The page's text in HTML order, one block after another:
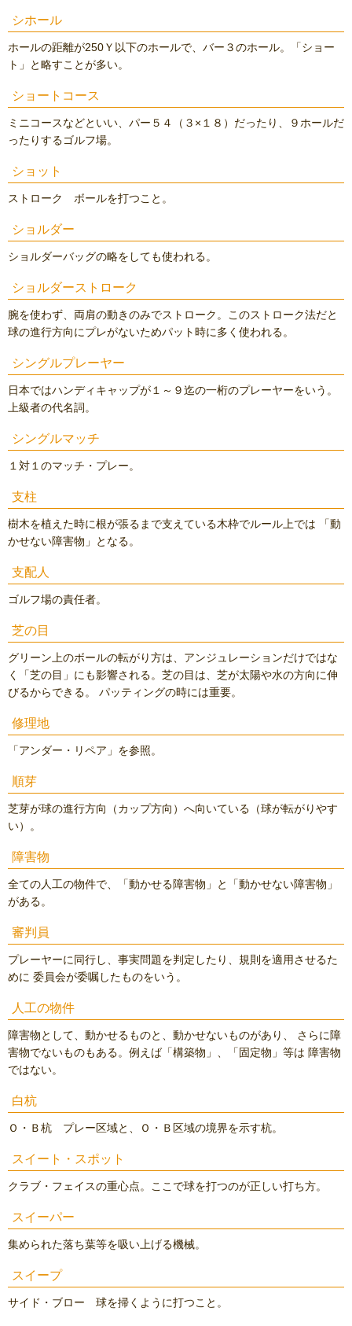
シホール
ホールの距離が250Ｙ以下のホールで、バー３のホール。「ショー
ト」と略すことが多い。
ショートコース
ミニコースなどといい、パー５４（３×１８）だったり、９ホールだ
ったりするゴルフ場。
ショット
ストローク ボールを打つこと。
ショルダー
ショルダーバッグの略をしても使われる。
ショルダーストローク
腕を使わず、両肩の動きのみでストローク。このストローク法だと
球の進行方向にプレがないためパット時に多く使われる。
シングルプレーヤー
日本ではハンディキャップが１～９迄の一桁のプレーヤーをいう。
上級者の代名詞。
シングルマッチ
１対１のマッチ・プレー。
支柱
樹木を植えた時に根が張るまで支えている木枠でルール上では 「動
かせない障害物」となる。
支配人
ゴルフ場の責任者。
芝の目
グリーン上のボールの転がり方は、アンジュレーションだけではな
く「芝の目」にも影響される。芝の目は、芝が太陽や水の方向に伸
びるからできる。 パッティングの時には重要。
修理地
「アンダー・リペア」を参照。
順芽
芝芽が球の進行方向（カップ方向）へ向いている（球が転がりやす
い）。
障害物
全ての人工の物件で、「動かせる障害物」と「動かせない障害物」
がある。
審判員
プレーヤーに同行し、事実問題を判定したり、規則を適用させるた
めに 委員会が委嘱したものをいう。
人工の物件
障害物として、動かせるものと、動かせないものがあり、 さらに障
害物でないものもある。例えば「構築物」、「固定物」等は 障害物
ではない。
白杭
Ｏ・Ｂ杭 プレー区域と、Ｏ・Ｂ区域の境界を示す杭。
スイート・スポット
クラブ・フェイスの重心点。ここで球を打つのが正しい打ち方。
スイーパー
集められた落ち葉等を吸い上げる機械。
スイープ
サイド・ブロー 球を掃くように打つこと。